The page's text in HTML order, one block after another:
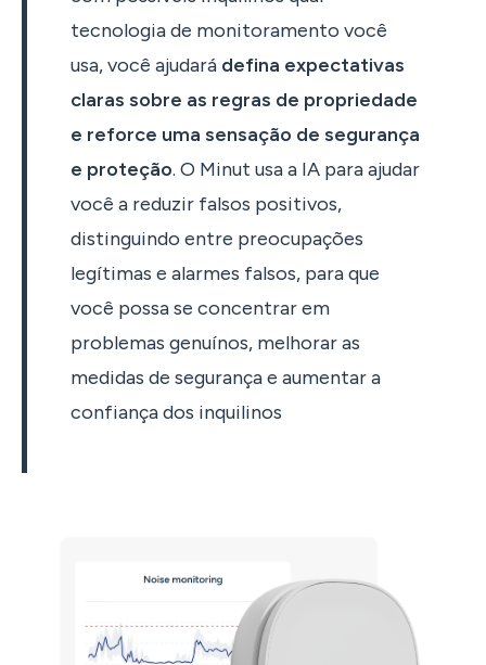
tecnologia de monitoramento você
usa, você ajudará defina expectativas
claras sobre as regras de propriedade
e reforce uma sensação de segurança
e proteção. O Minut usa a IA para ajudar
você a reduzir falsos positivos,
distinguindo entre preocupações
legítimas e alarmes falsos, para que
você possa se concentrar em
problemas genuínos, melhorar as
medidas de segurança e aumentar a
confiança dos inquilinos